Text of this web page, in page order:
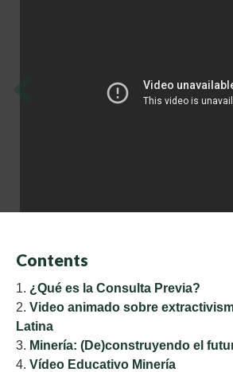
Contents
¿Qué es la Consulta Previa?
Video animado sobre
Latina
Minería: (De)construyendo el
Vídeo Educativo Minería